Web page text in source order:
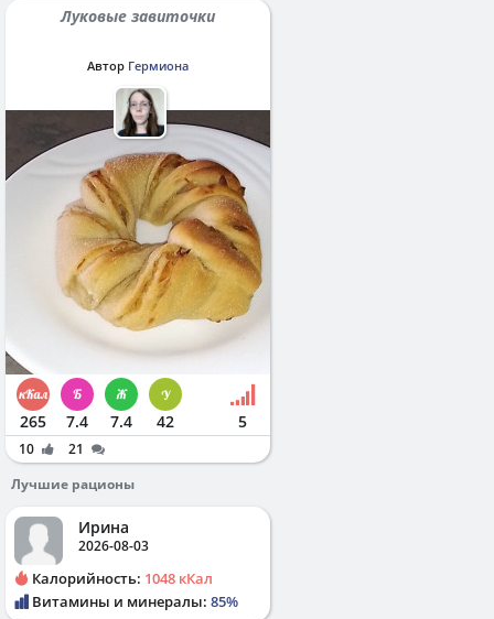
Луковые завиточки
Автор Гермиона
265 7.4 7.4 42 5
10
21
Лучшие рационы
Ирина
2026-08-03
Калорийность: 1048 кКал
Витамины и минералы: 85%